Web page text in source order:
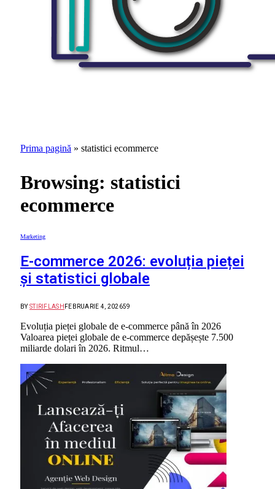
Prima pagină » statistici ecommerce
Browsing: statistici
ecommerce
Marketing
E-commerce 2026: evoluția pieței
și statistici globale
BY STIRIFLASH FEBRUARIE 4, 202659
Evoluția pieței globale de e-commerce până în 2026
Valoarea pieței globale de e-commerce depășește 7.500
miliarde dolari în 2026. Ritmul…